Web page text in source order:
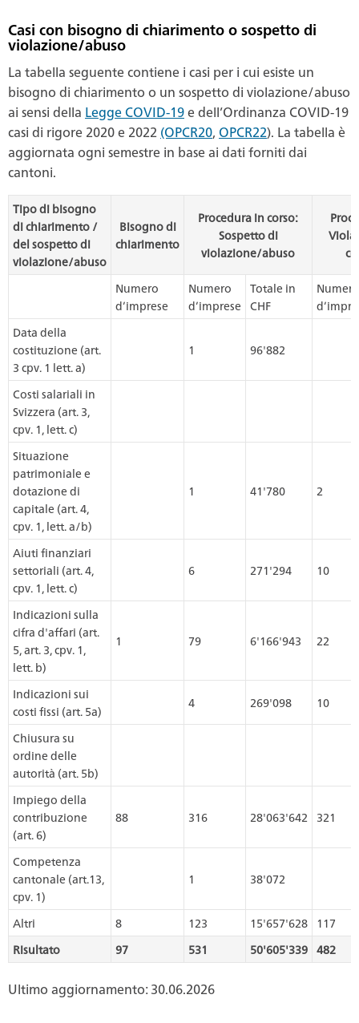
Casi con bisogno di chiarimento o sospetto di
violazione/abuso
La tabella seguente contiene i casi per i cui esiste un
bisogno di chiarimento o un sospetto di violazione/abuso
ai sensi della Legge COVID-19e dell’Ordinanza COVID-19
casi di rigore 2020 e 2022 (OPCR20, OPCR22). La tabella è
aggiornata ogni semestre in base ai dati forniti dai
cantoni.
Tipo di bisogno
di chiarimento /
del sospetto di
violazione/abuso
Bisogno di
chiarimento
Procedura in corso:
Sospetto di
violazione/abuso
Numero
d’imprese
Numero
d’imprese
Totale in
CHF
Numero
Data della
costituzione (art.
3 cpv. 1 lett. a)
1 96'882
Costi salariali in
Svizzera (art. 3,
cpv. 1, lett. c)
Situazione
patrimoniale e
dotazione di
capitale (art. 4,
cpv. 1, lett. a/b)
1 41'780 2
Aiuti finanziari
settoriali (art. 4,
cpv. 1, lett. c)
6 271'294 10
Indicazioni sulla
cifra d'affari (art.
5, art. 3, cpv. 1,
lett. b)
1 79 6'166'943 22
Indicazioni sui
costi fissi (art. 5a)
4 269'098 10
Chiusura su
ordine delle
autorità (art. 5b)
Impiego della
contribuzione
(art. 6)
88 316 28'063'642 321
Competenza
cantonale (art.13,
cpv. 1)
1 38'072
Altri 8 123 15'657'628
117
Risultato
97 531 50'605'339 482
Ultimo aggiornamento: 30.06.2026